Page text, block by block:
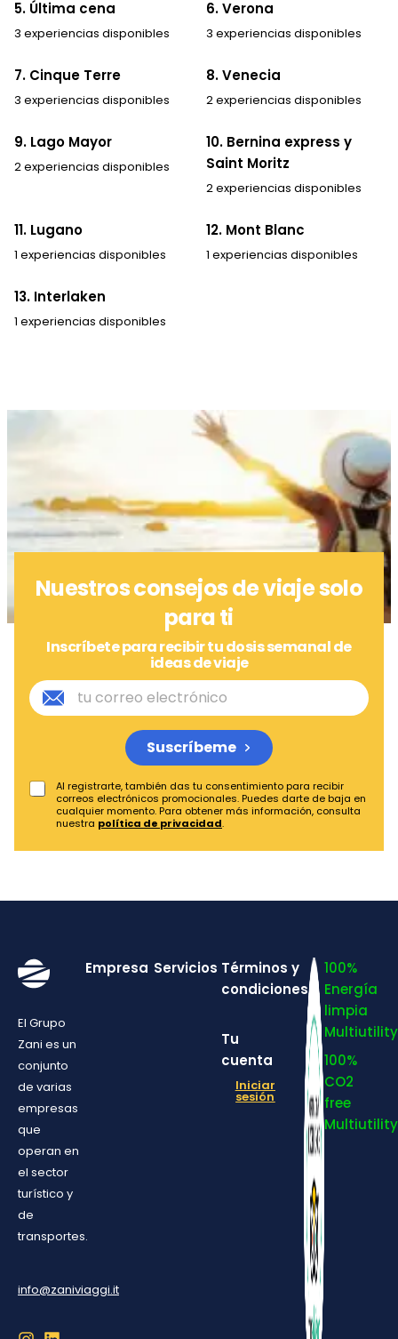
5. Última cena
3 experiencias disponibles
6. Verona
3 experiencias disponibles
7. Cinque Terre
3 experiencias disponibles
8. Venecia
2 experiencias disponibles
9. Lago Mayor
2 experiencias disponibles
10. Bernina express y
Saint Moritz
2 experiencias disponibles
11. Lugano
1 experiencias disponibles
12. Mont Blanc
1 experiencias disponibles
13. Interlaken
1 experiencias disponibles
Nuestros consejos de viaje solo
para ti
Inscríbete para recibir tu dosis semanal de
ideas de viaje
Al registrarte, también das tu consentimiento para recibir
correos electrónicos promocionales. Puedes darte de baja en
cualquier momento. Para obtener más información, consulta
nuestra política de privacidad.
Suscríbeme
El Grupo
Zani es un
conjunto
de varias
empresas
que
operan en
el sector
turístico y
de
transportes.
info@zaniviaggi.it
Empresa Servicios Términos y
condiciones
Tu
cuenta
Iniciar
sesión
100%
Energía
limpia
Multiutility
100%
CO2
free
Multiutility